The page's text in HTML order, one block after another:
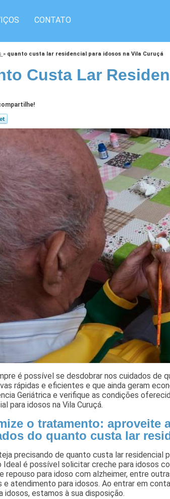
CONTATO
» quanto custa lar residencial para idosos na Vila Curuçá
Custa Lar
é possível se desdobrar nos cuidados de
rápidas e eficientes e que ainda geram
Geriátrica e verifique as condições
para idosos na Vila Curuçá.
o tratamento:
do quanto custa lar
precisando de quanto custa lar residencial
Ideal é possível solicitar creche para idosos
repouso para idoso com alzheimer, entre
e atendimento para idosos. Ao entrar em
idosos, estamos à sua disposição.